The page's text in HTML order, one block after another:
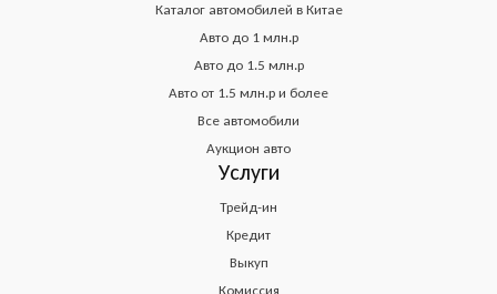
Каталог автомобилей в Китае
Авто до 1 млн.р
Авто до 1.5 млн.р
Авто от 1.5 млн.р и более
Все автомобили
Аукцион авто
Услуги
Трейд-ин
Кредит
Выкуп
Комиссия